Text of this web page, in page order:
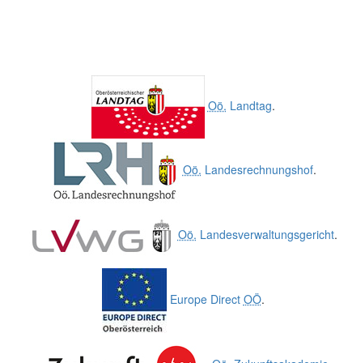
Oö. Landtag.
Oö. Landesrechnungshof.
Oö. Landesverwaltungsgericht.
Europe Direct OÖ.